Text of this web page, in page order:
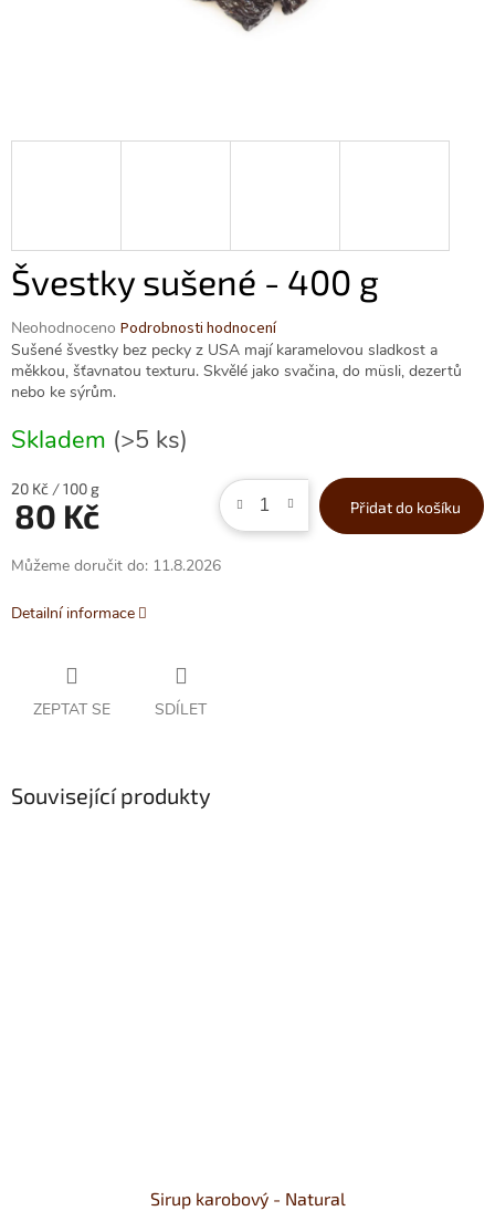
Švestky sušené - 400 g
Průměrné
hodnocení
produktu
je
z
5
Neohodnoceno Podrobnosti hodnocení
Sušené švestky bez pecky z USA mají karamelovou sladkost a
měkkou, šťavnatou texturu. Skvělé jako svačina, do müsli, dezertů
nebo ke sýrům.
Skladem (>5 ks)
Měrná
cena:
20 Kč / 100 g
80 Kč Přidat do košíku
Můžeme doručit do: 11.8.2026
Detailní informace
ZEPTAT SE SDÍLET
Související produkty
Sirup karobový - Natural